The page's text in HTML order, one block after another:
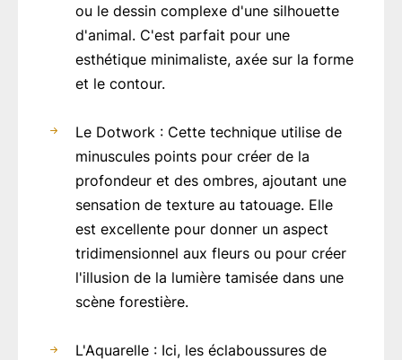
ou le dessin complexe d'une silhouette
d'animal. C'est parfait pour une
esthétique minimaliste, axée sur la forme
et le contour.
Le Dotwork : Cette technique utilise de
minuscules points pour créer de la
profondeur et des ombres, ajoutant une
sensation de texture au tatouage. Elle
est excellente pour donner un aspect
tridimensionnel aux fleurs ou pour créer
l'illusion de la lumière tamisée dans une
scène forestière.
L'Aquarelle : Ici, les éclaboussures de